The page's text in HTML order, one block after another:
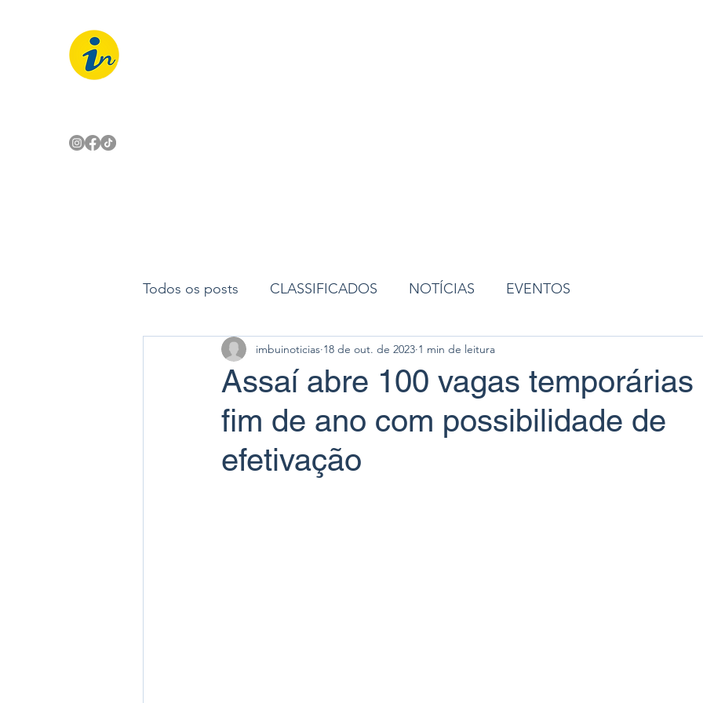
Todos os posts CLASSIFICADOS NOTÍCIAS EVENTOS
Assaí abre 100 vagas temporárias
fim de ano com possibilidade de
efetivação
imbuinoticias 18 de out. de 2023 1 min de leitura